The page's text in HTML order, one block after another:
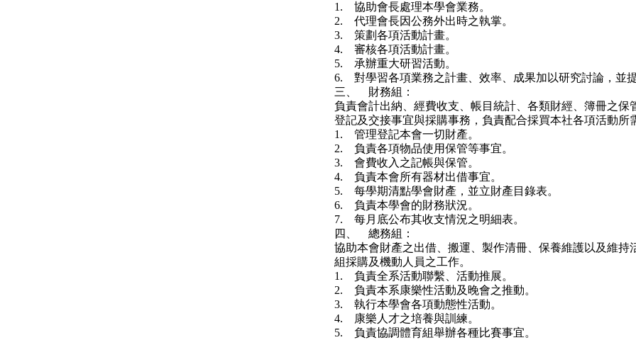
1. 協助會長處理本學會業務。
2. 代理會長因公務外出時之執掌。
3. 策劃各項活動計畫。
4. 審核各項活動計畫。
5. 承辦重大研習活動。
6. 對學習各項業務之計畫、效率、成果加以研究討論，並提
三、 財務組：
負責會計出納、經費收支、帳目統計、各類財經、簿冊之保
登記及交接事宜與採購事務，負責配合採買本社各項活動所
1. 管理登記本會一切財產。
2. 負責各項物品使用保管等事宜。
3. 會費收入之記帳與保管。
4. 負責本會所有器材出借事宜。
5. 每學期清點學會財產，並立財產目錄表。
6. 負責本學會的財務狀況。
7. 每月底公布其收支情況之明細表。
四、 總務組：
協助本會財產之出借、搬運、製作清冊、保養維護以及維持
組採購及機動人員之工作。
1. 負責全系活動聯繫、活動推展。
2. 負責本系康樂性活動及晚會之推動。
3. 執行本學會各項動態性活動。
4. 康樂人才之培養與訓練。
5. 負責協調體育組舉辦各種比賽事宜。